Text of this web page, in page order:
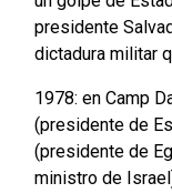
presidente
dictadura militar
1978: en Camp
(presidente de
(presidente de
ministro de